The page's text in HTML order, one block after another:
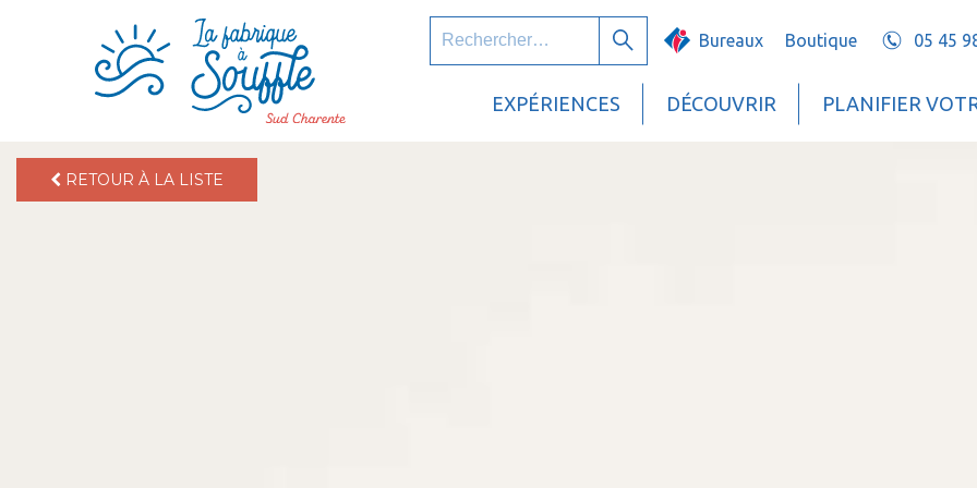
EXPÉRIENCES DÉCOUVRIR PLANIFIER
RechercherBureaux Boutique 05 45
RETOUR À LA LISTE